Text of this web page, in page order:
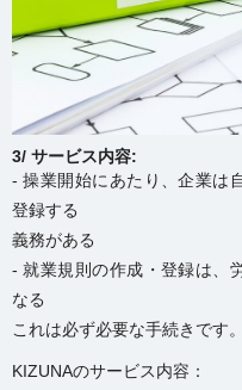
3/ サービス内容:
- 操業開始にあたり、企業は
登録する
義務がある
- 就業規則の作成・登録は、
なる
これは必ず必要な手続きです。
KIZUNAのサービス内容：